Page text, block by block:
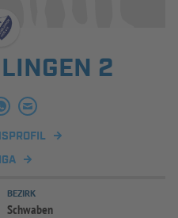
SPIELPLUS
2
BEZIRK
Schwaben